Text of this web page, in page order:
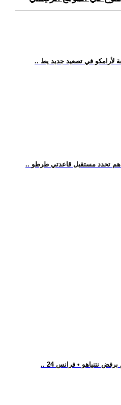
لأرامكو في تصعيد جديد يط
تحدد مستقبل قاعدتي طرطو
نتنياهو • فرانس 24